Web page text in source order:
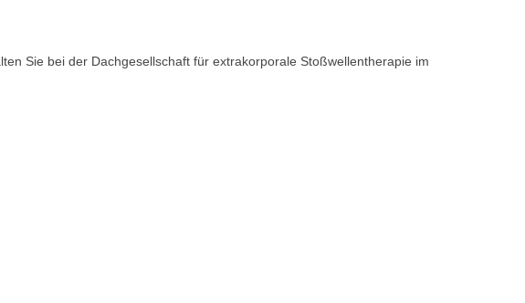
Sie bei der Dachgesellschaft für extrakorporale Stoßwellentherapie im